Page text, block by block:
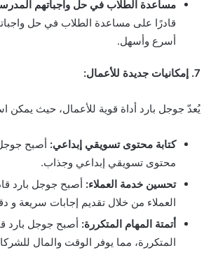
مساعدة الطلاب في حل واجباتهم
قادرًا على مساعدة الطلاب في حل
أسرع وأسهل.
7. إمكانيات جديدة للأعمال:
يُعدّ جوجل بارد أداة قوية للأعمال، حيث يمكن
كتابة محتوى تسويقي إبداعي: أصبح جوجل
محتوى تسويقي إبداعي وجذاب.
تحسين خدمة العملاء: أصبح جوجل بارد
العملاء من خلال تقديم إجابات سريعة و
أتمتة المهام المتكررة: أصبح جوجل بارد
المتكررة، مما يوفر الوقت والمال